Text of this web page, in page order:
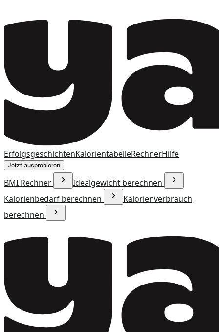
ErfolgsgeschichtenKalorientabelleRechnerHilfe
Jetzt ausprobieren
BMI Rechner
Idealgewicht berechnen
Kalorienbedarf berechnen
Kalorienverbrauch
berechnen